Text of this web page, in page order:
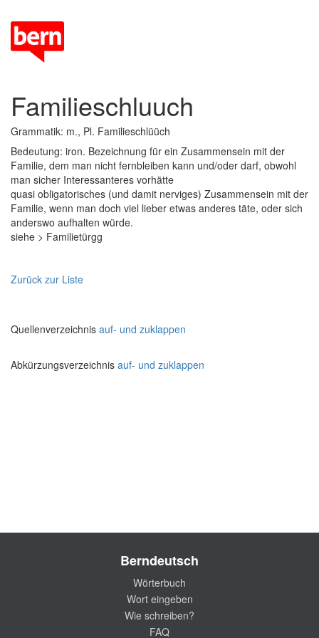
Familieschluuch
Grammatik: m., Pl. Familieschlüüch
Bedeutung: iron. Bezeichnung für ein Zusammensein mit der
Familie, dem man nicht fernbleiben kann und/oder darf, obwohl
man sicher Interessanteres vorhätte
quasi obligatorisches (und damit nerviges) Zusammensein mit der
Familie, wenn man doch viel lieber etwas anderes täte, oder sich
anderswo aufhalten würde.
siehe > Familietürgg
Zurück zur Liste
Quellenverzeichnis auf- und zuklappen
Abkürzungsverzeichnis auf- und zuklappen
Berndeutsch
Wörterbuch
Wort eingeben
Wie schreiben?
FAQ